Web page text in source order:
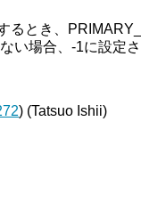
るとき、
い場合、-1に設定さ
) (Tatsuo Ishii)